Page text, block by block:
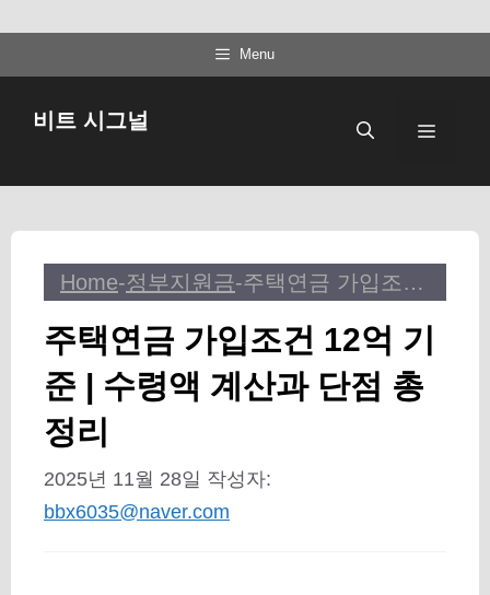
텐
뛰
Menu
비트 시그널 메
Home-정부지원금- 주택연금 가입조건 12억 기준 | 수령액 계산과 단점 총정리
주택연금 가입조건 12억 기
준 | 수령액 계산과 단점 총
정리
2025년 11월 28일 작성자:
bbx6035@naver.com